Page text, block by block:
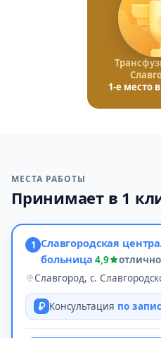
1-е место
МЕСТА РАБОТЫ
Принимает в 1
1 Славгородская
больница 4,9 отлично
Славгород, с.
Консультация по